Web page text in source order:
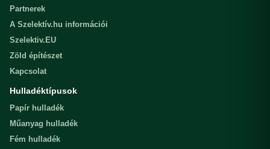
Partnerek
A Szelektív.hu információi
Szelektiv.EU
Zöld építészet
Kapcsolat
Hulladéktípusok
Papír hulladék
Műanyag hulladék
Fém hulladék